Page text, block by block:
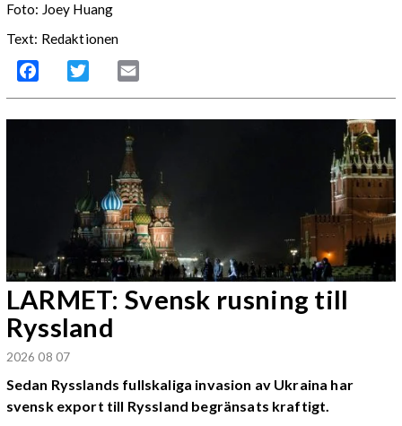
Foto: Joey Huang
Text: Redaktionen
Facebook Twitter
LARMET: Svensk rusning till
Ryssland
2026 08 07
Sedan Rysslands fullskaliga invasion av Ukraina har
svensk export till Ryssland begränsats kraftigt.